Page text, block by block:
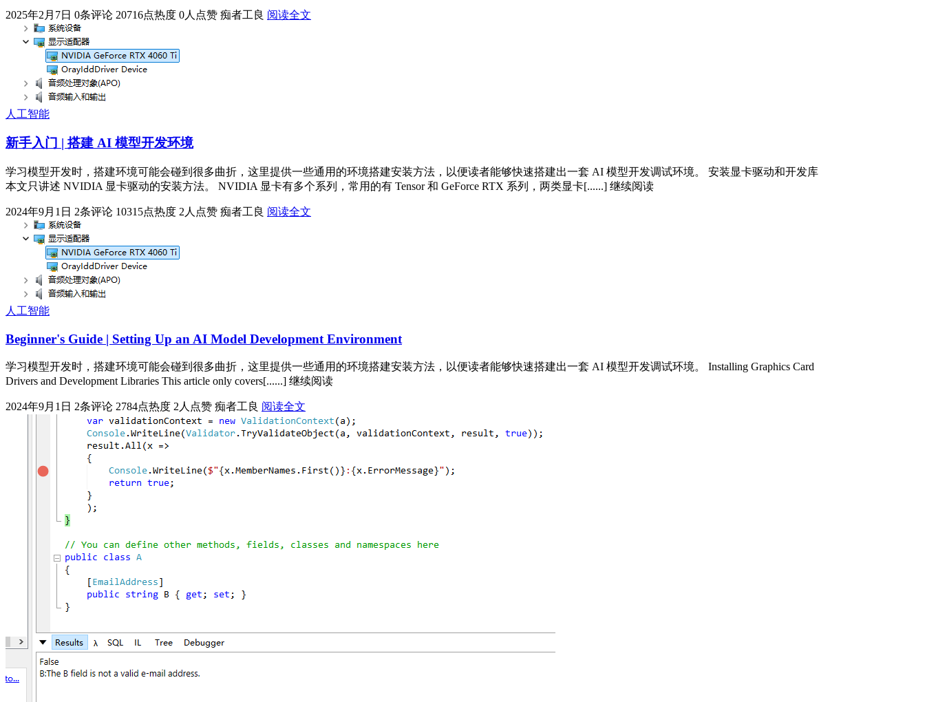
2025年2月7日 0条评论 20716点热度 0人点赞 痴者工良 阅读全文
人工智能
新手入门 | 搭建 AI 模型开发环境
学习模型开发时，搭建环境可能会碰到很多曲折，这里提供一些通用的环境搭建安装方法，以便读者能够快速搭建出一套 AI 模型开发调试环境。 安装显卡驱动和开发库
本文只讲述 NVIDIA 显卡驱动的安装方法。 NVIDIA 显卡有多个系列，常用的有 Tensor 和 GeForce RTX 系列，两类显卡[......] 继续阅读
2024年9月1日 2条评论 10315点热度 2人点赞 痴者工良 阅读全文
人工智能
Beginner's Guide | Setting Up an AI Model Development Environment
学习模型开发时，搭建环境可能会碰到很多曲折，这里提供一些通用的环境搭建安装方法，以便读者能够快速搭建出一套 AI 模型开发调试环境。 Installing Graphics Card
Drivers and Development Libraries This article only covers[......] 继续阅读
2024年9月1日 2条评论 2784点热度 2人点赞 痴者工良 阅读全文